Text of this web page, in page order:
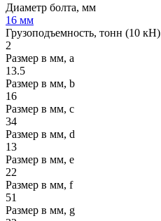
Диаметр болта, мм
16 мм
Грузоподъемность, тонн (10 кН)
2
Размер в мм, a
13.5
Размер в мм, b
16
Размер в мм, c
34
Размер в мм, d
13
Размер в мм, e
22
Размер в мм, f
51
Размер в мм, g